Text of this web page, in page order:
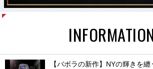
【バボラの新作】NYの輝きを